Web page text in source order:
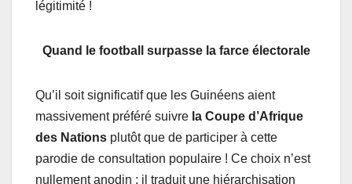
légitimité !
Quand le football surpasse la farce électorale
Qu’il soit significatif que les Guinéens aient
massivement préféré suivre la Coupe d’Afrique
des Nations plutôt que de participer à cette
parodie de consultation populaire ! Ce choix n’est
nullement anodin : il traduit une hiérarchisation